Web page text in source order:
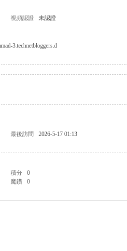
視頻認證 未認證
3.technetbloggers.d
最後訪問 2026-5-17 01:13
積分 0
魔鑽 0